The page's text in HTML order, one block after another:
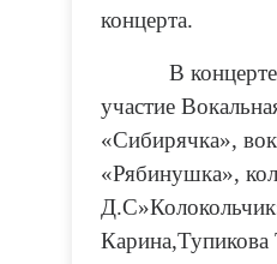
концерта.
В
участие
«Сибирячка»,
«Рябинушка»,
Карина,Тупикова